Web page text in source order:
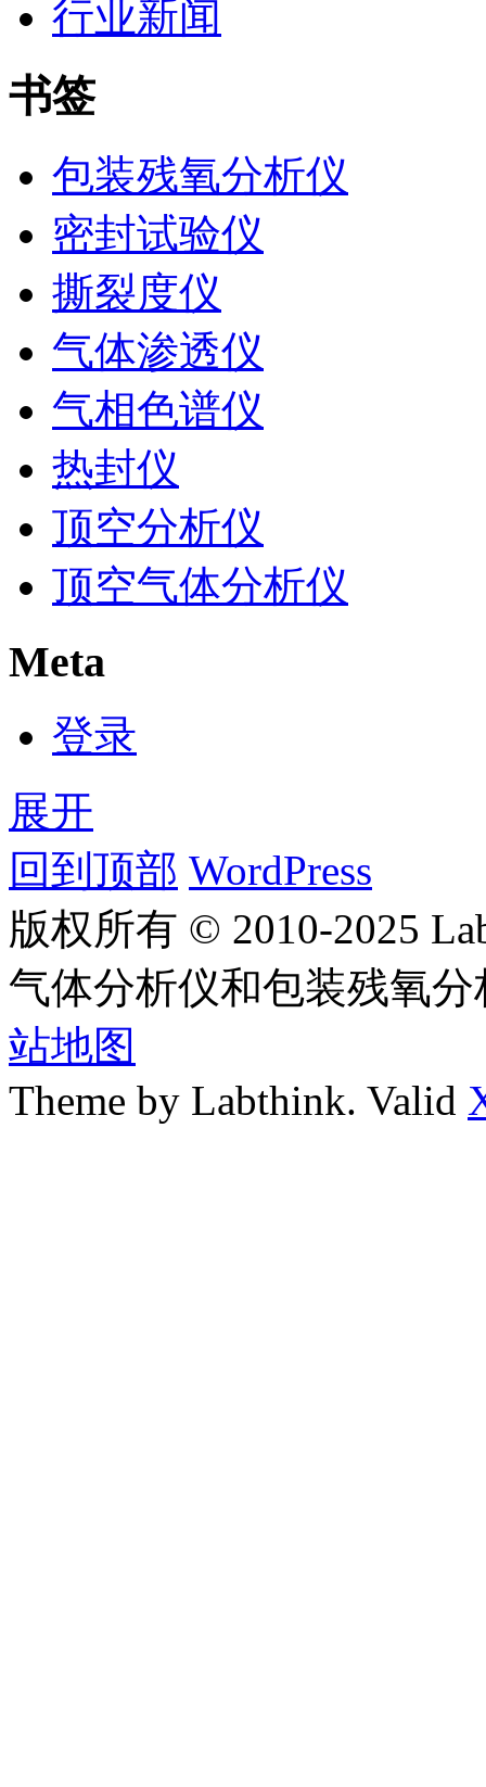
行业新闻
书签
包装残氧分析仪
密封试验仪
撕裂度仪
气体渗透仪
气相色谱仪
热封仪
顶空分析仪
顶空气体分析仪
Meta
登录
展开
回到顶部 WordPress
版权所有 © 2010-2025
气体分析仪和包装残氧
站地图
Theme by Labthink. Valid